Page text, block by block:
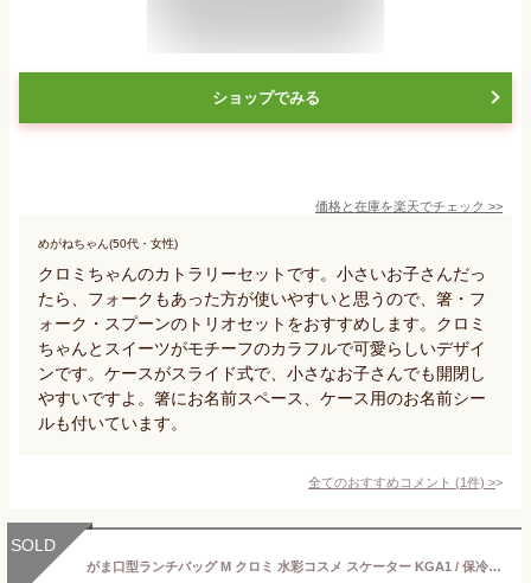
ショップでみる
価格と在庫を楽天でチェック >>
めがねちゃん(50代・女性)
クロミちゃんのカトラリーセットです。小さいお子さんだっ
たら、フォークもあった方が使いやすいと思うので、箸・フ
ォーク・スプーンのトリオセットをおすすめします。クロミ
ちゃんとスイーツがモチーフのカラフルで可愛らしいデザイ
ンです。ケースがスライド式で、小さなお子さんでも開閉し
やすいですよ。箸にお名前スペース、ケース用のお名前シー
ルも付いています。
全てのおすすめコメント (1件) >
SOLD
がま口型ランチバッグ M クロミ 水彩コスメ スケーター KGA1 / 保冷 保温 ランチバッグ ランチトートバッグ がま口 お弁当 かばん Wファスナー式 女性 レディース キャラクター かわいい おしゃれ カワイイ オシャレ Sanrio サンリオ パープル 紫 クロミちゃん